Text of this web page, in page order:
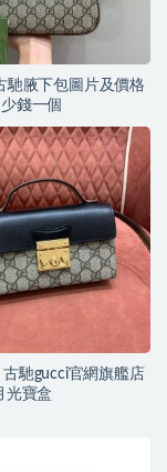
馳腋下包圖片及價格
錢一個
古馳gucci官網旗艦店
光寶盒